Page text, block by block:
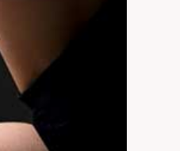
Hilado de Cobre
Short Materno con Hilado de
Cobre